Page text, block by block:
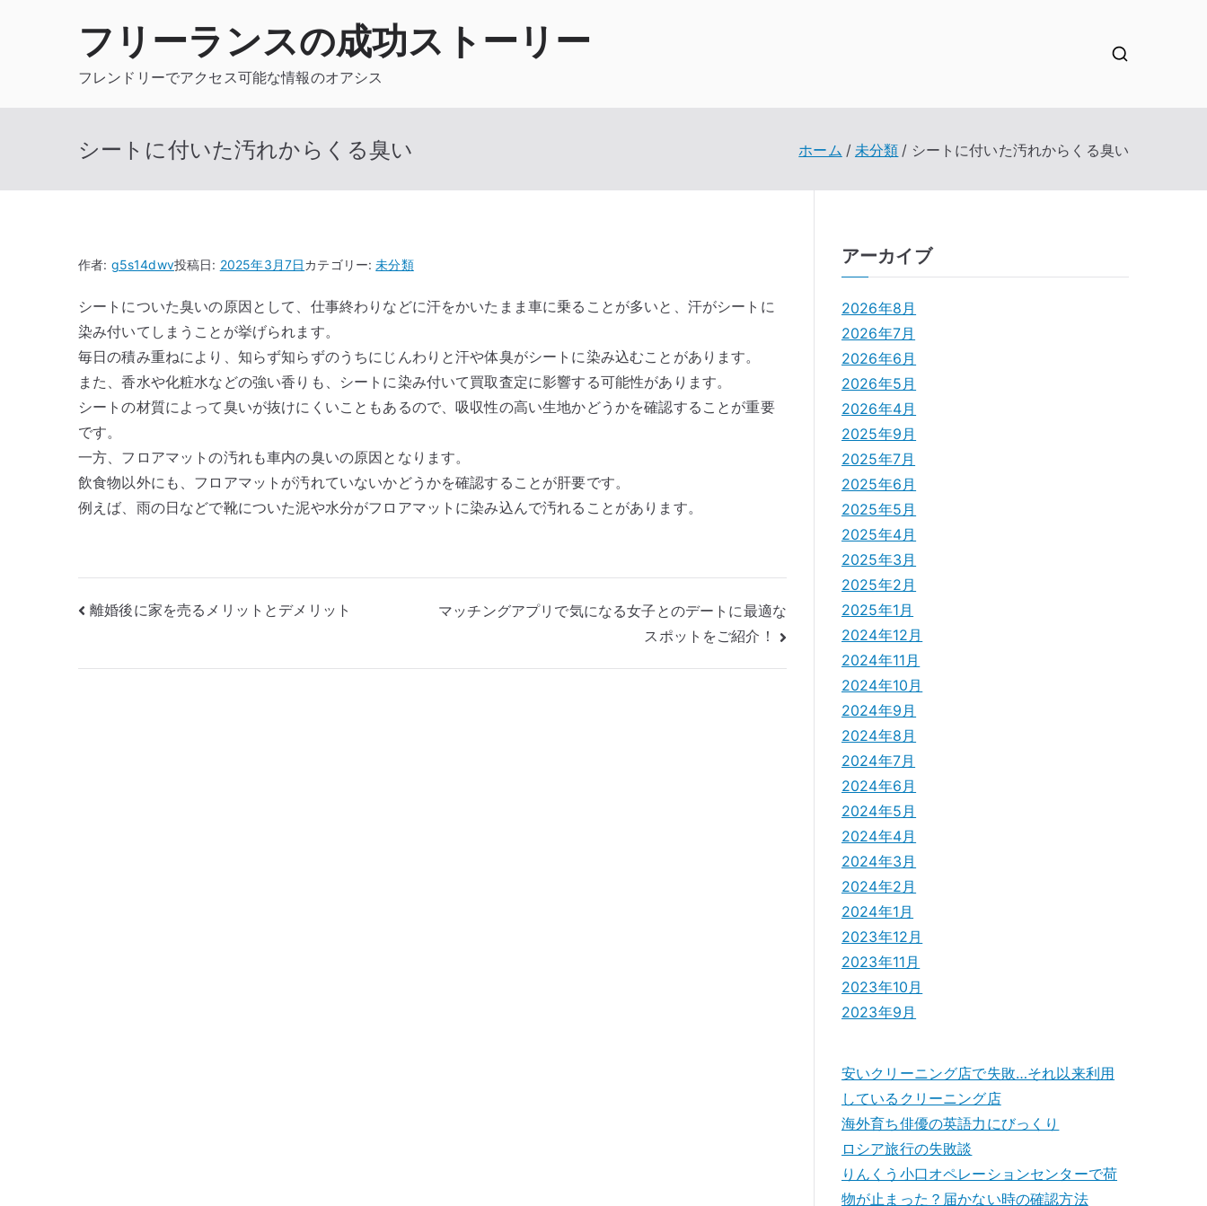
フリーランスの成功ストーリー
フレンドリーでアクセス可能な情報のオアシス
シートに付いた汚れからくる臭い ホーム 未分類 シートに付いた汚れからくる臭い
作者: g5s14dwv投稿日: 2025年3月7日カテゴリー:未分類
シートについた臭いの原因として、仕事終わりなどに汗をかいたまま車に乗ることが多いと、汗がシートに
染み付いてしまうことが挙げられます。
毎日の積み重ねにより、知らず知らずのうちにじんわりと汗や体臭がシートに染み込むことがあります。
また、香水や化粧水などの強い香りも、シートに染み付いて買取査定に影響する可能性があります。
シートの材質によって臭いが抜けにくいこともあるので、吸収性の高い生地かどうかを確認することが重要
です。
一方、フロアマットの汚れも車内の臭いの原因となります。
飲食物以外にも、フロアマットが汚れていないかどうかを確認することが肝要です。
例えば、雨の日などで靴についた泥や水分がフロアマットに染み込んで汚れることがあります。
投
離婚後に家を売るメリットとデメリット
マッチングアプリで気になる女子とのデートに最適な
スポットをご紹介！
アーカイブ
2026年8月
2026年7月
2026年6月
2026年5月
2026年4月
2025年9月
2025年7月
2025年6月
2025年5月
2025年4月
2025年3月
2025年2月
2025年1月
2024年12月
2024年11月
2024年10月
2024年9月
2024年8月
2024年7月
2024年6月
2024年5月
2024年4月
2024年3月
2024年2月
2024年1月
2023年12月
2023年11月
2023年10月
2023年9月
安いクリーニング店で失敗…それ以来利用
しているクリーニング店
海外育ち俳優の英語力にびっくり
ロシア旅行の失敗談
りんくう小口オペレーションセンターで荷
物が止まった？届かない時の確認方法